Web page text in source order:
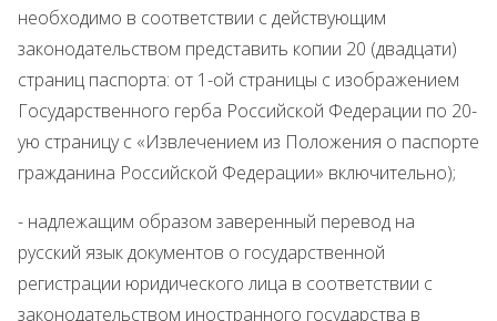
необходимо в соответствии с действующим
законодательством представить копии 20 (двадцати)
страниц паспорта: от 1-ой страницы с изображением
Государственного герба Российской Федерации по 20-
ую страницу с «Извлечением из Положения о паспорте
гражданина Российской Федерации» включительно);
- надлежащим образом заверенный перевод на
русский язык документов о государственной
регистрации юридического лица в соответствии с
законодательством иностранного государства в